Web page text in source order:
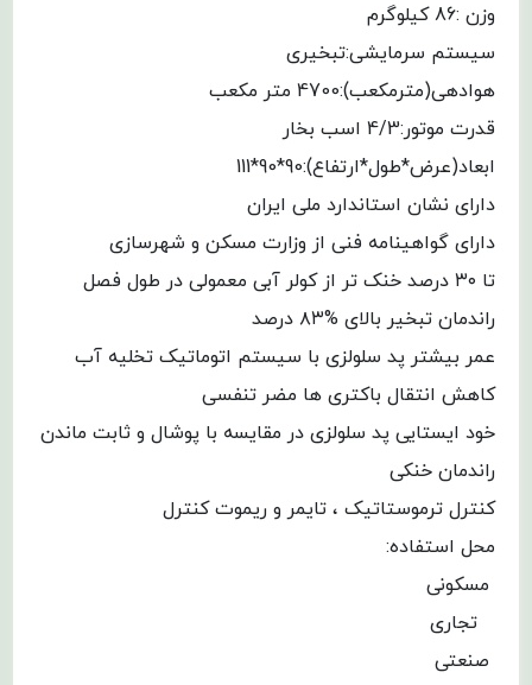
وزن :86 کیلوگرم
سیستم سرمایشی:تبخیری
هوادهی(مترمکعب):4700 متر مکعب
قدرت موتور:4/3 اسب بخار
ابعاد(عرض*طول*ارتفاع):90*90*111
دارای نشان استاندارد ملی ایران
دارای گواهینامه فنی از وزارت مسکن و شهرسازی
تا ۳۰ درصد خنک تر از کولر آبی معمولی در طول فصل
راندمان تبخیر بالای %۸۳ درصد
عمر بیشتر پد سلولزی با سیستم اتوماتیک تخلیه آب
کاهش انتقال باکتری ها مضر تنفسی
خود ایستایی پد سلولزی در مقایسه با پوشال و ثابت ماندن
راندمان خنکی
کنترل ترموستاتیک ، تایمر و ریموت کنترل
محل استفاده:
مسکونی
تجاری
صنعتی